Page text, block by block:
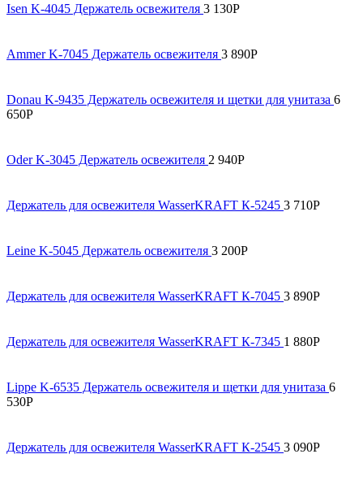
Isen K-4045 Держатель освежителя 3 130Р
Ammer K-7045 Держатель освежителя 3 890Р
Donau K-9435 Держатель освежителя и щетки для унитаза 6
650Р
Oder K-3045 Держатель освежителя 2 940Р
Держатель для освежителя WasserKRAFT К-5245 3 710Р
Leine K-5045 Держатель освежителя 3 200Р
Держатель для освежителя WasserKRAFT К-7045 3 890Р
Держатель для освежителя WasserKRAFT К-7345 1 880Р
Lippe K-6535 Держатель освежителя и щетки для унитаза 6
530Р
Держатель для освежителя WasserKRAFT К-2545 3 090Р